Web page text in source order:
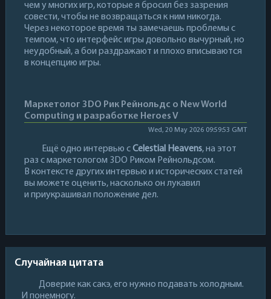
чем у многих игр, которые я бросил без зазрения
совести, чтобы не возвращаться к ним никогда.
Через некоторое время ты замечаешь проблемы с
темпом, что интерфейс игры довольно вычурный, но
неудобный, а бои раздражают и плохо вписываются
в концепцию игры.
Маркетолог 3DO Рик Рейнольдс о New World
Computing и разработке Heroes V
Wed, 20 May 2026 09:59:53 GMT
Ещё одно интервью сCelestial Heavens, на этот
раз с маркетологом 3DO Риком Рейнольдсом.
В контексте других интервью и исторических статей
вы можете оценить, насколько он лукавил
и приукрашивал положение дел.
Случайная цитата
Доверие как сакэ, его нужно подавать холодным.
И понемногу.